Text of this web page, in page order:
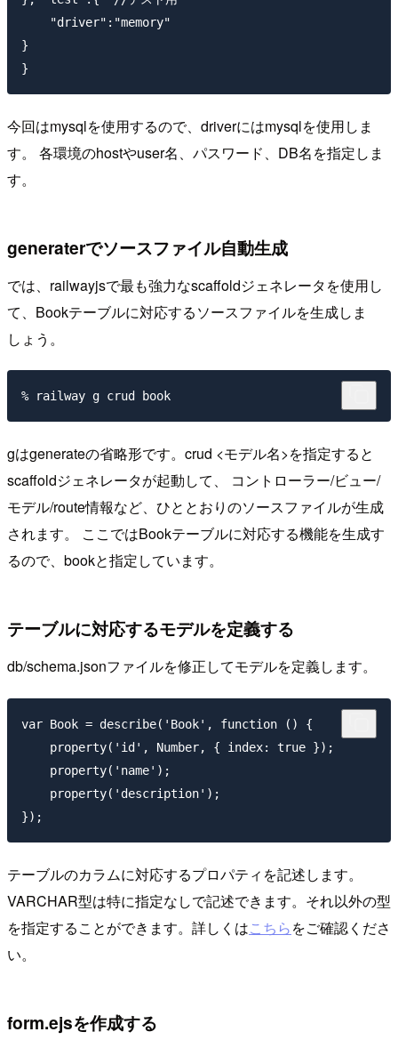
    "driver":"memory"
}
今回はmysqlを使用するので、driverにはmysqlを使用しま
す。 各環境のhostやuser名、パスワード、DB名を指定しま
す。
generaterでソースファイル自動生成
では、railwayjsで最も強力なscaffoldジェネレータを使用し
て、Bookテーブルに対応するソースファイルを生成しま
しょう。
gはgenerateの省略形です。crud <モデル名>を指定すると
scaffoldジェネレータが起動して、 コントローラー/ビュー/
モデル/route情報など、ひととおりのソースファイルが生成
されます。 ここではBookテーブルに対応する機能を生成す
るので、bookと指定しています。
テーブルに対応するモデルを定義する
db/schema.jsonファイルを修正してモデルを定義します。
var Book = describe('Book', function () {
    property('id', Number, { index: true });
    property('name');
    property('description');
テーブルのカラムに対応するプロパティを記述します。
VARCHAR型は特に指定なしで記述できます。それ以外の型
を指定することができます。詳しくはこちらをご確認くださ
い。
form.ejsを作成する